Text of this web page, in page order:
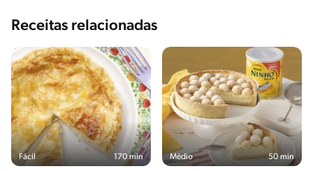
Receitas relacionadas
Fácil 170 min Médio 50 min